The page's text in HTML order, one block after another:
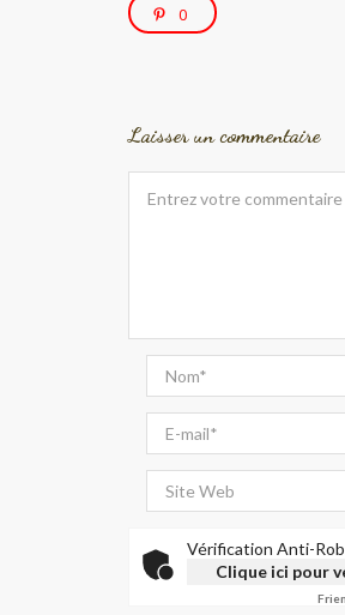
0
Laisser un commentaire
Vérification Anti-
Clique ici pour